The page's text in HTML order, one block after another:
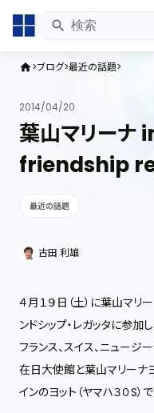
home ブログ 最近の話題
2014/04/20
葉山マリー
friendship
最近の話題
古田 利雄
４月１９日（土）に葉山マリ
ンドシップ・レガッタに参加し
フランス、スイス、ニュージ
在日大使館と葉山マリーナ
インのヨット（ヤマハ３０S）